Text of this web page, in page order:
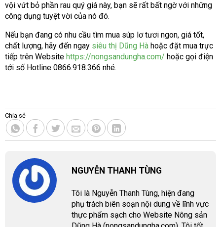
vội vứt bỏ phần rau quý giá này, bạn sẽ rất bất ngờ với những
công dụng tuyệt vời của nó đó.
Nếu bạn đang có nhu cầu tìm mua súp lơ tươi ngon, giá tốt,
chất lượng, hãy đến ngay siêu thị Dũng Hà hoặc đặt mua trực
tiếp trên Website https://nongsandungha.com/ hoặc gọi điện
tới số Hotline 0866.918.366 nhé.
Chia sẻ
NGUYỄN THANH TÙNG
Tôi là Nguyễn Thanh Tùng, hiện đang
phụ trách biên soạn nội dung về lĩnh vực
thực phẩm sạch cho Website Nông sản